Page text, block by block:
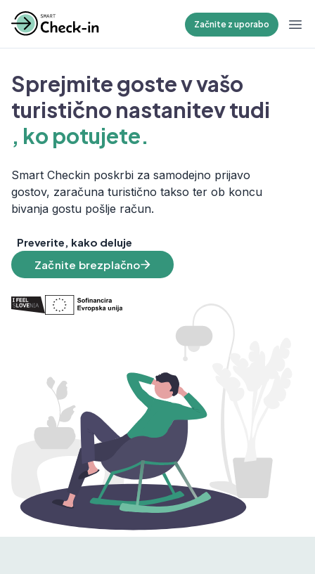
Začnite z uporabo
Sprejmite goste v vašo
turistično nastanitev tudi
, ko ste v službi.
, ko potujete.
med spanjem.
na dopustu.
Smart Checkin poskrbi za samodejno prijavo
gostov, zaračuna turistično takso ter ob koncu
bivanja gostu pošlje račun.
Začnite brezplačno
Preverite, kako deluje